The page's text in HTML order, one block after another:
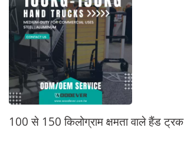
100 से 150 किलोग्राम क्षमता वाले हैंड ट्रक